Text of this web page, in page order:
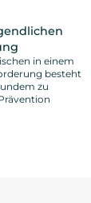
in einem
besteht
zu